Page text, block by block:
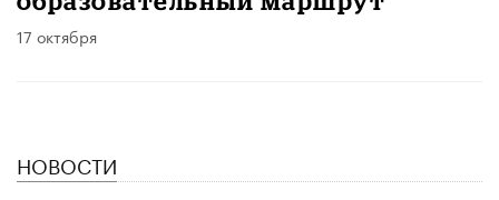
17 октября
НОВОСТИ